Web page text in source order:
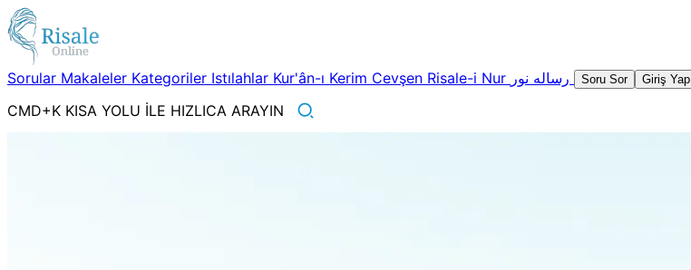
Sorular Makaleler Kategoriler Istılahlar Kur'ân-ı Kerim Cevşen Risale-i Nur Soru Sor Giriş Yap
CMD+K KISA YOLU İLE HIZLICA ARAYIN